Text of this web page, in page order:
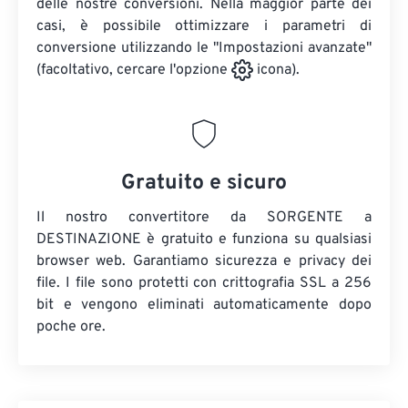
delle nostre conversioni. Nella maggior parte dei
casi, è possibile ottimizzare i parametri di
conversione utilizzando le "Impostazioni avanzate"
(facoltativo, cercare l'opzione
icona).
Gratuito e sicuro
Il nostro convertitore da SORGENTE a
DESTINAZIONE è gratuito e funziona su qualsiasi
browser web. Garantiamo sicurezza e privacy dei
file. I file sono protetti con crittografia SSL a 256
bit e vengono eliminati automaticamente dopo
poche ore.